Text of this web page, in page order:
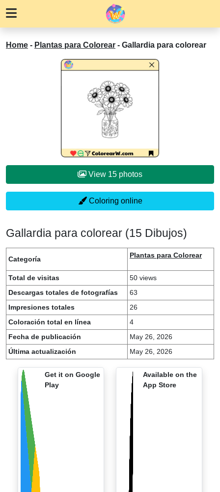
Home - Plantas para Colorear - Gallardia para colorear
View 15 photos
Coloring online
Gallardia para colorear (15 Dibujos)
Categoría Plantas para Colorear
Total de visitas
50 views
Descargas totales de fotografías
63
Impresiones totales
26
Coloración total en línea
4
Fecha de publicación
May 26, 2026
Última actualización
May 26, 2026
Get it on Google
Play
Available on the
App Store